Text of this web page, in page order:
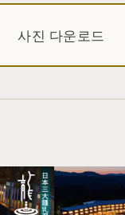
사진 다운로드